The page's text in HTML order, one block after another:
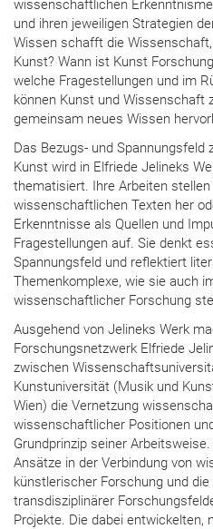
wissenschaftlichen
und ihren jeweiligen Strategien
Wissen schafft die
Kunst? Wann ist Kunst
welche Fragestellungen und im
können Kunst und Wissenschaft
gemeinsam neues Wissen
Das Bezugs- und
Kunst wird in Elfriede Jelineks
thematisiert. Ihre Arbeiten
wissenschaftlichen Texten her
Erkenntnisse als Quellen und
Fragestellungen auf. Sie denkt
Spannungsfeld und reflektiert
Themenkomplexe, wie sie auch
wissenschaftlicher Forschung
Ausgehend von Jelineks Werk
Forschungsnetzwerk Elfriede
zwischen
Kunstuniversität (Musik und
Wien) die Vernetzung
wissenschaftlicher Positionen
Grundprinzip seiner
Ansätze in der Verbindung von
künstlerischer Forschung und
transdisziplinärer
Projekte. Die dabei entwickelten,